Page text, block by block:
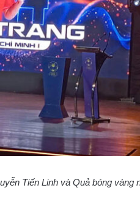
Tiến Linh và Quả bóng vàng